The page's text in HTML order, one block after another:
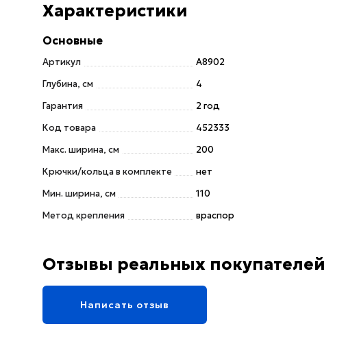
Характеристики
Основные
Артикул
A8902
Глубина, см
4
Гарантия
2 год
Код товара
452333
Макс. ширина, см
200
Крючки/кольца в комплекте
нет
Мин. ширина, см
110
Метод крепления
враспор
Отзывы реальных покупателей
Написать отзыв